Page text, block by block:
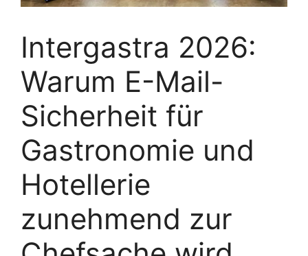
Intergastra 2026:
Warum E-Mail-
Sicherheit für
Gastronomie und
Hotellerie
zunehmend zur